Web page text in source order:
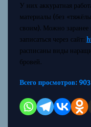
У них аккуратная
материалы (без
своим). Можно заранее
записаться через сайт:
расписаны виды
бровей.
Всего просмотров: 903